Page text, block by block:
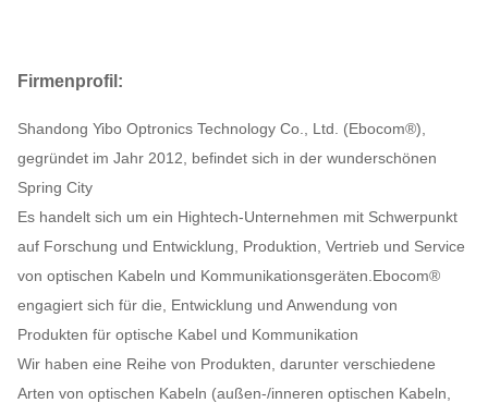
Firmenprofil:
Shandong Yibo Optronics Technology Co., Ltd. (Ebocom®),
gegründet im Jahr 2012, befindet sich in der wunderschönen
Spring City
Es handelt sich um ein Hightech-Unternehmen mit Schwerpunkt
auf Forschung und Entwicklung, Produktion, Vertrieb und Service
von optischen Kabeln und Kommunikationsgeräten.Ebocom®
engagiert sich für die, Entwicklung und Anwendung von
Produkten für optische Kabel und Kommunikation
Wir haben eine Reihe von Produkten, darunter verschiedene
Arten von optischen Kabeln (außen-/inneren optischen Kabeln,